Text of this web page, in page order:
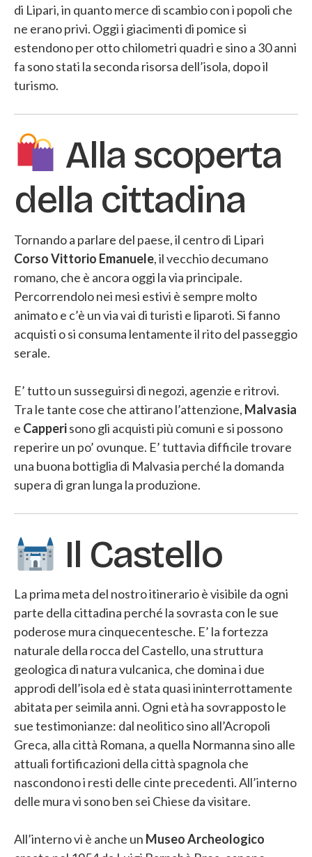
di Lipari, in quanto merce di scambio con i popoli che
ne erano privi. Oggi i giacimenti di pomice si
estendono per otto chilometri quadri e sino a 30 anni
fa sono stati la seconda risorsa dell’isola, dopo il
turismo.
Alla scoperta
della cittadina
Tornando a parlare del paese, il centro di Lipari
Corso Vittorio Emanuele, il vecchio decumano
romano, che è ancora oggi la via principale.
Percorrendolo nei mesi estivi è sempre molto
animato e c’è un via vai di turisti e liparoti. Si fanno
acquisti o si consuma lentamente il rito del passeggio
serale.
E’ tutto un susseguirsi di negozi, agenzie e ritrovi.
Tra le tante cose che attirano l’attenzione, Malvasia
e Capperisono gli acquisti più comuni e si possono
reperire un po’ ovunque. E’ tuttavia difficile trovare
una buona bottiglia di Malvasia perché la domanda
supera di gran lunga la produzione.
Il Castello
La prima meta del nostro itinerario è visibile da ogni
parte della cittadina perché la sovrasta con le sue
poderose mura cinquecentesche. E’ la fortezza
naturale della rocca del Castello, una struttura
geologica di natura vulcanica, che domina i due
approdi dell’isola ed è stata quasi ininterrottamente
abitata per seimila anni. Ogni età ha sovrapposto le
sue testimonianze: dal neolitico sino all’Acropoli
Greca, alla città Romana, a quella Normanna sino alle
attuali fortificazioni della città spagnola che
nascondono i resti delle cinte precedenti. All’interno
delle mura vi sono ben sei Chiese da visitare.
All’interno vi è anche un Museo Archeologico